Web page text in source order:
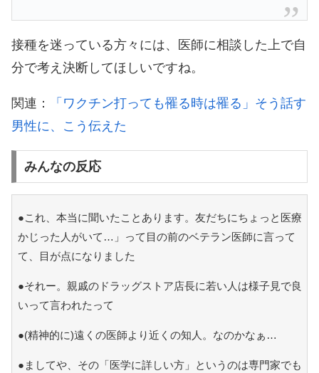
接種を迷っている方々には、医師に相談した上で自
分で考え決断してほしいですね。
関連：
「ワクチン打っても罹る時は罹る」そう話す
男性に、こう伝えた
みんなの反応
●これ、本当に聞いたことあります。友だちにちょっと医療
かじった人がいて…」って目の前のベテラン医師に言って
て、目が点になりました
●それー。親戚のドラッグストア店長に若い人は様子見で良
いって言われたって
●(精神的に)遠くの医師より近くの知人。なのかなぁ…
●ましてや、その「医学に詳しい方」というのは専門家でも